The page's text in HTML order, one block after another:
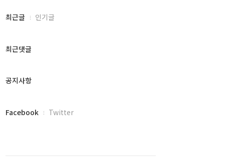
최
과
글
최근글 인기글
최근댓글
공지사항
페
Facebook Twitter